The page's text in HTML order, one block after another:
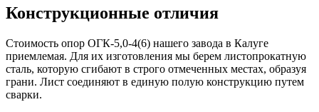
Конструкционные отличия
Стоимость опор ОГК-5,0-4(6) нашего завода в Калуге
приемлемая. Для их изготовления мы берем листопрокатную
сталь, которую сгибают в строго отмеченных местах, образуя
грани. Лист соединяют в единую полую конструкцию путем
сварки.